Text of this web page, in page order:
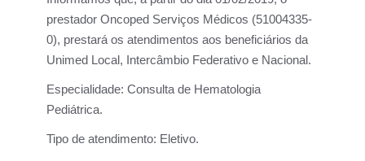
prestador Oncoped Serviços Médicos (51004335-
0), prestará os atendimentos aos beneficiários da
Unimed Local, Intercâmbio Federativo e Nacional.
Especialidade: Consulta de Hematologia
Pediátrica.
Tipo de atendimento: Eletivo.